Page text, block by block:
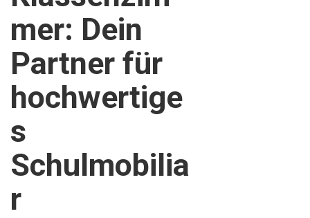
mer: Dein
Partner für
hochwertige
s
Schulmobilia
r